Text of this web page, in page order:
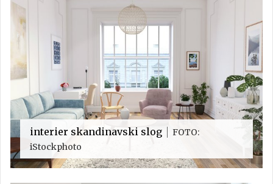
interier skandinavski slog
FOTO:
iStockphoto